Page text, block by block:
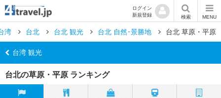
ログイン
新規登録
検索 MENU
湾 台北 台北 観光 台北 自然･景勝地 台北 草原・平原
台湾 観光
台北の草原・平原 ランキング